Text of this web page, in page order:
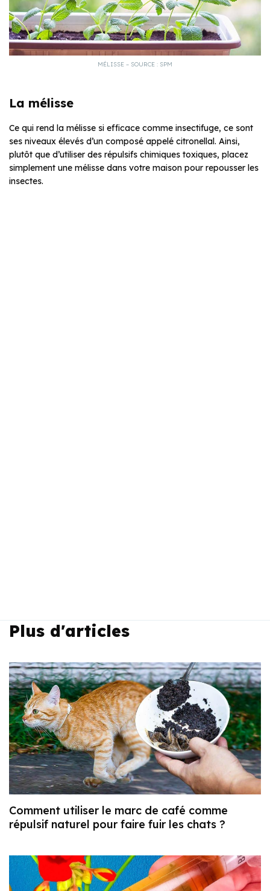
MÉLISSE – SOURCE : SPM
La mélisse
Ce qui rend la mélisse si efficace comme insectifuge, ce sont
ses niveaux élevés d’un composé appelé citronellal. Ainsi,
plutôt que d’utiliser des répulsifs chimiques toxiques, placez
simplement une mélisse dans votre maison pour repousser les
insectes.
Plus d'articles
Comment utiliser le marc de café comme
répulsif naturel pour faire fuir les chats ?